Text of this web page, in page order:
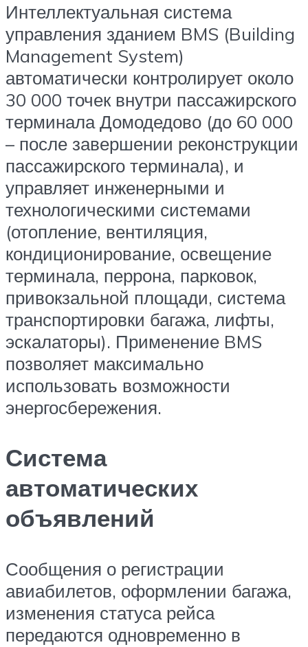
Интеллектуальная система
управления зданием BMS (Building
Management System)
автоматически контролирует около
30 000 точек внутри пассажирского
терминала Домодедово (до 60 000
– после завершении реконструкции
пассажирского терминала), и
управляет инженерными и
технологическими системами
(отопление, вентиляция,
кондиционирование, освещение
терминала, перрона, парковок,
привокзальной площади, система
транспортировки багажа, лифты,
эскалаторы). Применение BMS
позволяет максимально
использовать возможности
энергосбережения.
Система
автоматических
объявлений
Сообщения о регистрации
авиабилетов, оформлении багажа,
изменения статуса рейса
передаются одновременно в